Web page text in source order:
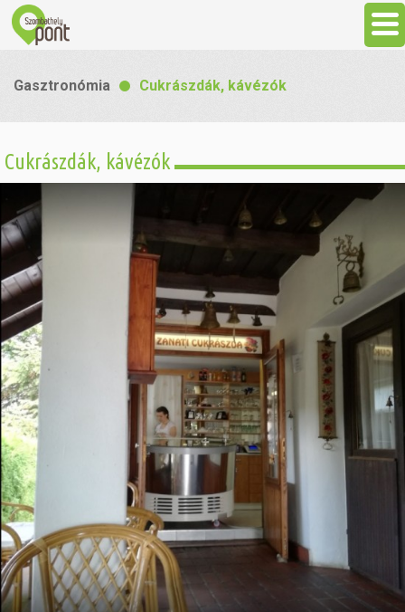
Látnivalók
Gasztronómia
Gasztronómia Cukrászdák, kávézók
Cukrászdák, kávézók